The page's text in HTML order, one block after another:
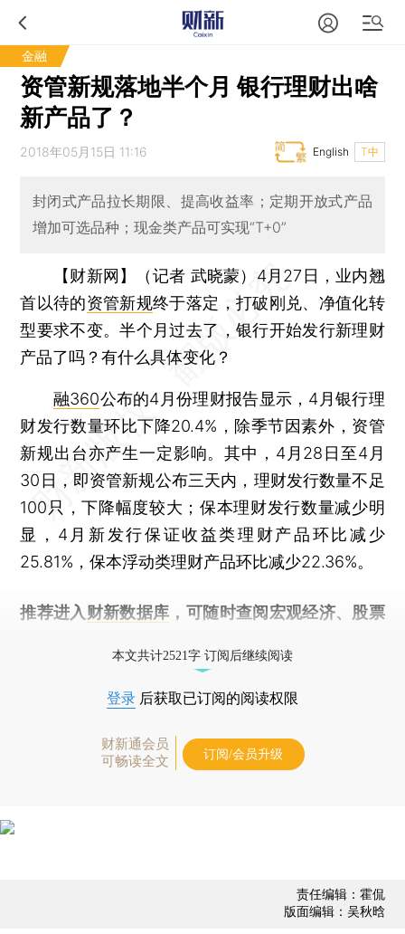
金融
资管新规落地半个月 银行理财出啥
新产品了？
2018年05月15日 11:16 T中
English
封闭式产品拉长期限、提高收益率；定期开放式产品
增加可选品种；现金类产品可实现“T+0”
【财新网】（记者 武晓蒙） 4月27日，业内翘
首以待的资管新规终于落定，打破刚兑、净值化转
型要求不变。半个月过去了，银行开始发行新理财
产品了吗？有什么具体变化？
融360公布的4月份理财报告显示，4月银行理
财发行数量环比下降20.4%，除季节因素外，资管
新规出台亦产生一定影响。其中，4月28日至4月
30日，即资管新规公布三天内，理财发行数量不足
100只，下降幅度较大；保本理财发行数量减少明
显，4月新发行保证收益类理财产品环比减少
25.81%，保本浮动类理财产品环比减少22.36%。
推荐进入 财新数据库 ，可随时查阅宏观经济、股票
本文共计2521字 订阅后继续阅读
登录 后获取已订阅的阅读权限
财新通会员
可畅读全文
订阅/会员升级
责任编辑：霍侃
版面编辑：吴秋晗